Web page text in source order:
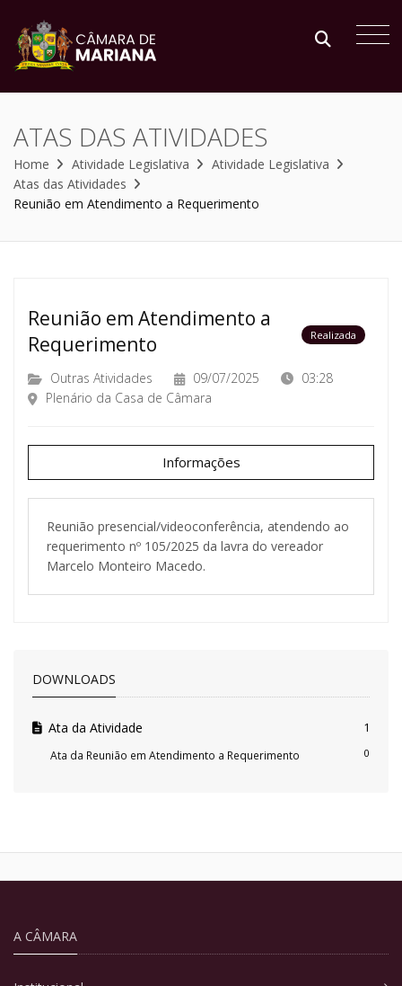
ATAS DAS ATIVIDADES
Home Atividade Legislativa
Atividade Legislativa
Atas das Atividades
Reunião em Atendimento a Requerimento
Reunião em Atendimento a
Requerimento
Realizada
Outras Atividades 09/07/2025
03:28
Plenário da Casa de Câmara
Informações
Reunião presencial/videoconferência, atendendo ao
requerimento nº 105/2025 da lavra do vereador
Marcelo Monteiro Macedo.
DOWNLOADS
Ata da Atividade 1
Ata da Reunião em Atendimento a Requerimento 0
A CÂMARA